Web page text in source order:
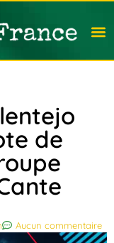
de
Aucun commentaire